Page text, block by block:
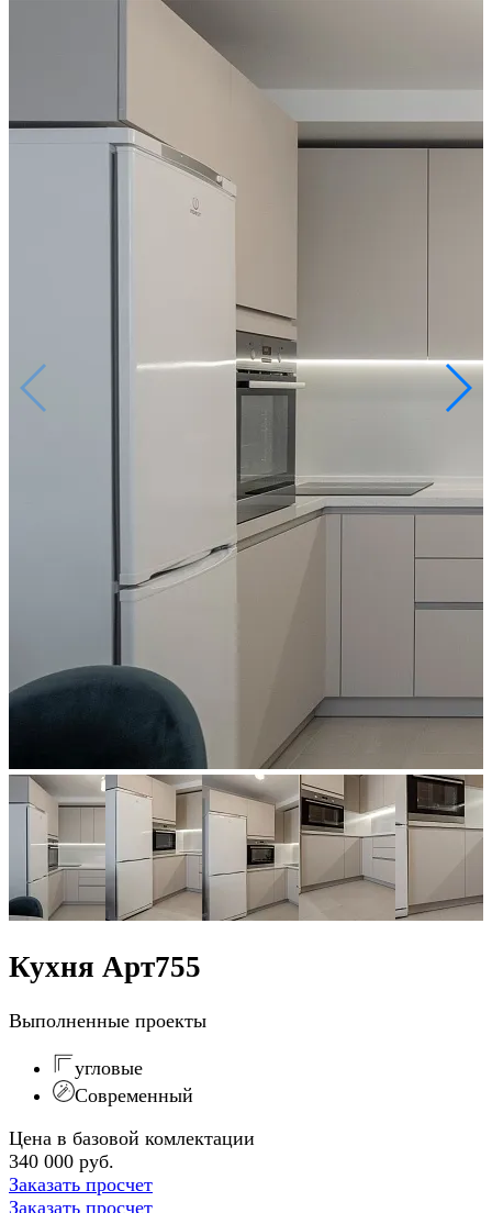
Кухня Арт755
Выполненные проекты
угловые
Современный
Цена в базовой комлектации
340 000 руб.
Заказать просчет
Заказать просчет